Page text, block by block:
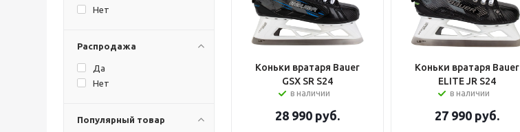
Нет
Распродажа
Да
Нет
Популярный товар
Коньки вратаря Bauer
GSX SR S24
в наличии
28 990 руб.
Коньки вратаря Bauer
ELITE JR S24
в наличии
27 990 руб.